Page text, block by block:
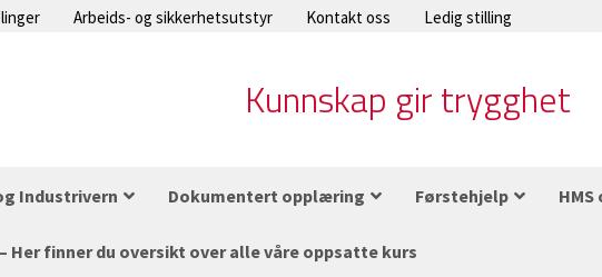
Arbeids- og sikkerhetsutstyr Kontakt oss Ledig stilling
Kunnskap gir trygghet
Industrivern Dokumentert opplæring Førstehjelp
Her finner du oversikt over alle våre oppsatte kurs